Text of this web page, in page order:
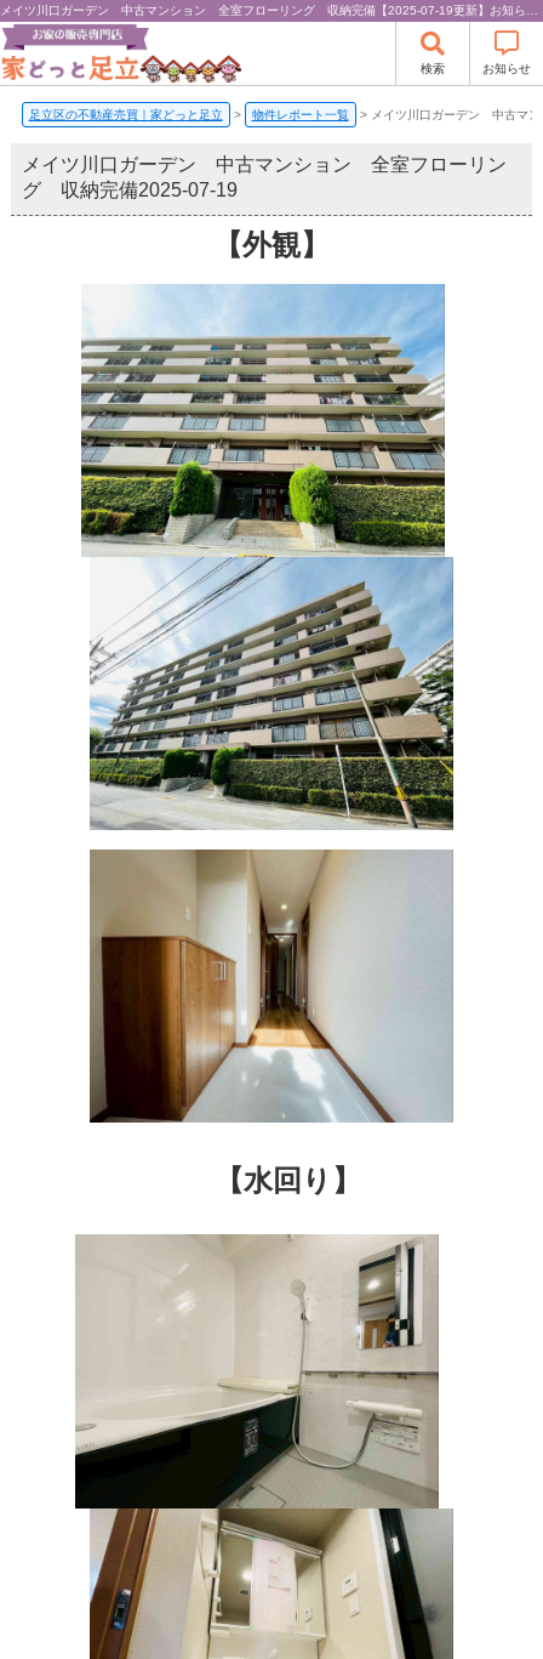
検索 お知らせ
足立区の不動産売買｜家どっと足立 > 物件レポート一覧 > メイツ川口ガーデン 中古マ
メイツ川口ガーデン 中古マンション 全室フローリン
グ 収納完備2025-07-19
【外観】
【水回り】